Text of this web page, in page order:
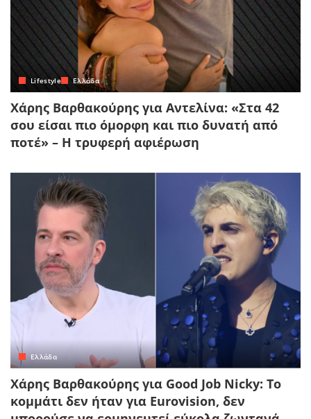
Lifestyle Ελλάδα
Χάρης Βαρθακούρης για Αντελίνα: «Στα 42
σου είσαι πιο όμορφη και πιο δυνατή από
ποτέ» – Η τρυφερή αφιέρωση
Ελλάδα
Χάρης Βαρθακούρης για Good Job Nicky: Το
κομμάτι δεν ήταν για Eurovision, δεν